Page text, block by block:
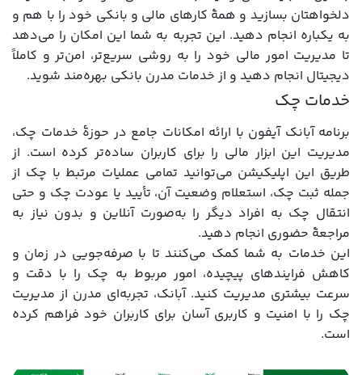
دلخواهتان بسازید و همۀ کارهای مالی و بانکی خود را با هم و
به یکباره انجام دهید. این تجربه به شما این امکان را می‌دهد
تا مدیریت امور مالی خود را به روشی سریع‌تر، امن‌تر و کاملاً
دیجیتال انجام دهید و از خدمات مدرن بانکی بهره‌مند شوید.
خدمات چک
برنامه آبانک آیفون با ارائه امکانات جامع در حوزهٔ خدمات چک،
مدیریت این ابزار مالی را برای کاربران ساده‌تر کرده است. از
طریق این اپلیکیشن می‌توانید تمامی عملیات مرتبط با چک از
جمله ثبت چک، استعلام وضعیت آن، تأیید یا عودت چک و حتی
انتقال چک به افراد دیگر را به‌صورت آنلاین و بدون نیاز به
مراجعهٔ حضوری انجام دهید.
این خدمات به شما کمک می‌کنند تا با صرفه‌جویی در زمان و
کاهش فرایندهای پیچیده، امور مربوط به چک را با دقت و
سرعت بیشتری مدیریت کنید. آبانک، تجربه‌ای مدرن از مدیریت
چک را با امنیت و کاربری آسان برای کاربران خود فراهم کرده
است.